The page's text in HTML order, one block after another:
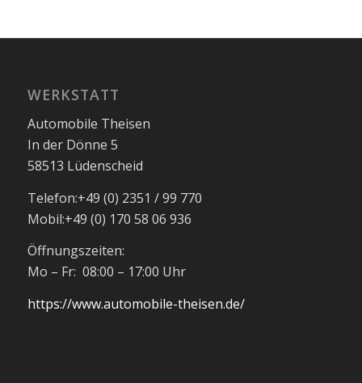
WERKSTATT
Automobile Theisen
In der Dönne 5
58513 Lüdenscheid
Telefon:+49 (0) 2351 / 99 770
Mobil:+49 (0) 170 58 06 936
Öffnungszeiten:
Mo – Fr: 08:00 – 17:00 Uhr
https://www.automobile-theisen.de/